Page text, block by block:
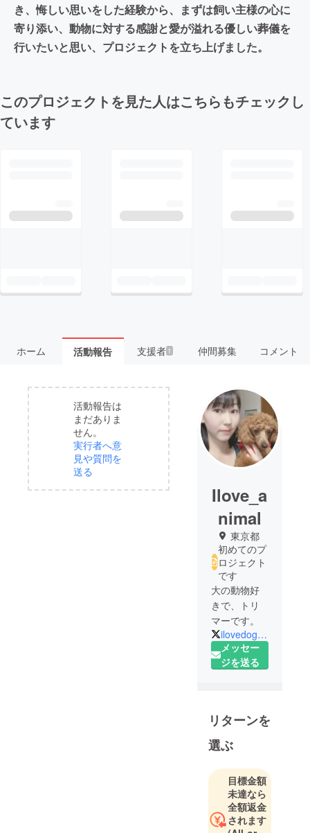
き、悔しい思いをした経験から、まずは飼い主様の心に
寄り添い、動物に対する感謝と愛が溢れる優しい葬儀を
行いたいと思い、プロジェクトを立ち上げました。
このプロジェクトを見た人はこちらもチェックし
ています
ホーム 活動報告 支援者 1 仲間募集 コメント
活動報告は
まだありま
せん。
実行者へ意
見や質問を
送る
Ilove_a
nimal
東京都
初めてのプ
ロジェクト
です
大の動物好
きで、トリ
マーです。
ilovedog_ryoko
メッセー
ジを送る
リターンを
選ぶ
目標金額
未達なら
全額返金
されます